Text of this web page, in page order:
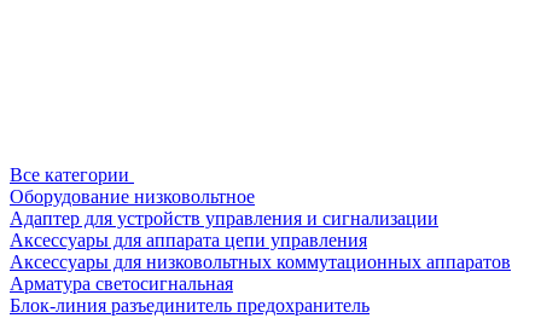
Все категории
Оборудование низковольтное
Адаптер для устройств управления и сигнализации
Аксессуары для аппарата цепи управления
Аксессуары для низковольтных коммутационных аппаратов
Арматура светосигнальная
Блок-линия разъединитель предохранитель